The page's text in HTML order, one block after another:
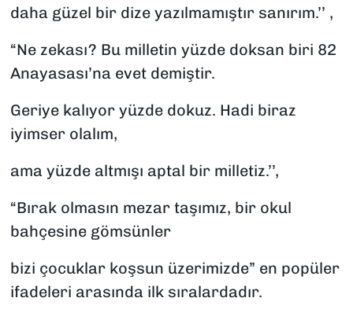
daha güzel bir dize yazılmamıştır sanırım.’’ ,
“Ne zekası? Bu milletin yüzde doksan biri 82
Anayasası’na evet demiştir.
Geriye kalıyor yüzde dokuz. Hadi biraz
iyimser olalım,
ama yüzde altmışı aptal bir milletiz.’’,
“Bırak olmasın mezar taşımız, bir okul
bahçesine gömsünler
bizi çocuklar koşsun üzerimizde” en popüler
ifadeleri arasında ilk sıralardadır.